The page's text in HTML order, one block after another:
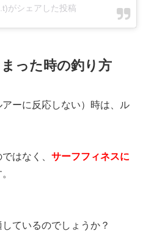
がシェアした投稿
った時の釣り方
ーに反応しない）時は、ル
はなく、 サーフフィネスに
ているのでしょうか？